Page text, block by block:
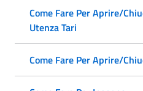
Come Fare Per Aprire/
Utenza Tari
Come Fare Per Aprire/